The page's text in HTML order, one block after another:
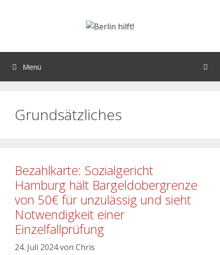
Menü
Grundsätzliches
Bezahlkarte: Sozialgericht
Hamburg hält Bargeldobergrenze
von 50€ für unzulässig und sieht
Notwendigkeit einer
Einzelfallprüfung
24. Juli 2024von Chris